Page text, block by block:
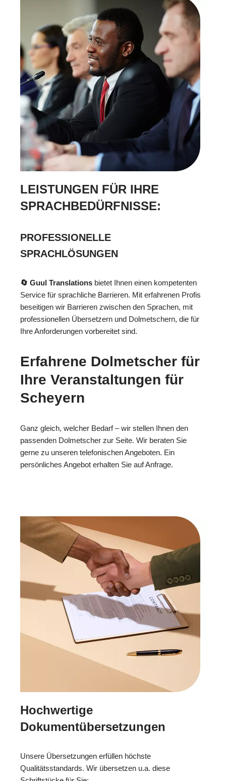
LEISTUNGEN FÜR IHRE
SPRACHBEDÜRFNISSE:
PROFESSIONELLE
SPRACHLÖSUNGEN
🔄 Guul Translations bietet Ihnen einen kompetenten
Service für sprachliche Barrieren. Mit erfahrenen Profis
beseitigen wir Barrieren zwischen den Sprachen, mit
professionellen Übersetzern und Dolmetschern, die für
Ihre Anforderungen vorbereitet sind.
Erfahrene Dolmetscher für
Ihre Veranstaltungen für
Scheyern
Ganz gleich, welcher Bedarf – wir stellen Ihnen den
passenden Dolmetscher zur Seite. Wir beraten Sie
gerne zu unseren telefonischen Angeboten. Ein
persönliches Angebot erhalten Sie auf Anfrage.
Hochwertige
Dokumentübersetzungen
Unsere Übersetzungen erfüllen höchste
Qualitätsstandards. Wir übersetzen u.a. diese